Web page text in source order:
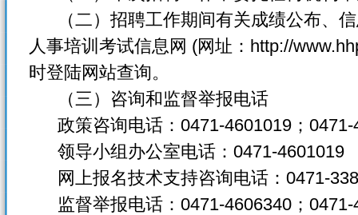
（二）招聘工作期间有关成绩公布、信
人事培训考试信息网 (网址：http://
时登陆网站查询。
（三）咨询和监督举报电话
政策咨询电话：0471-4601019；0471-
领导小组办公室电话：0471-4601019
网上报名技术支持咨询电话：0471-
监督举报电话：0471-4606340；0471-